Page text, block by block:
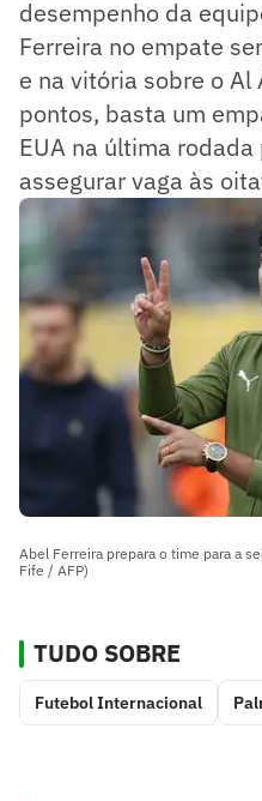
desempenho da
Ferreira no empate
e na vitória sobre o Al
pontos, basta um
EUA na última rodada
assegurar vaga às
Abel Ferreira prepara o time para a
Fife / AFP)
TUDO SOBRE
Futebol Internacional